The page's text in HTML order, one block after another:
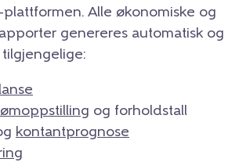
plattformen. Alle økonomiske og
genereres automatisk og
og forholdstall
kontantprognose